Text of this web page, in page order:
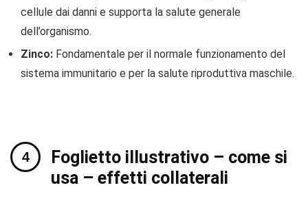
cellule dai danni e supporta la salute generale
dell’organismo.
Zinco: Fondamentale per il normale funzionamento del
sistema immunitario e per la salute riproduttiva maschile.
Foglietto illustrativo – come si
usa – effetti collaterali